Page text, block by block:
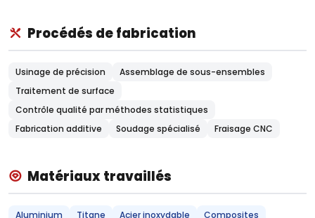
Procédés de fabrication
Usinage de précision
Assemblage de sous-ensembles
Traitement de surface
Contrôle qualité par méthodes statistiques
Fabrication additive
Soudage spécialisé Fraisage CNC
Matériaux travaillés
Aluminium Titane Acier inoxydable
Composites